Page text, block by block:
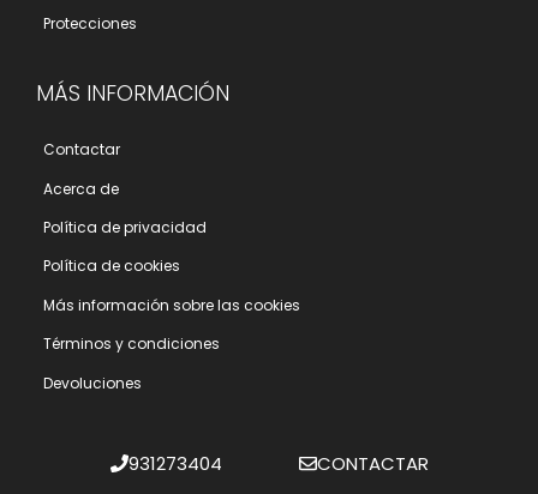
Protecciones
MÁS INFORMACIÓN
Contactar
Acerca de
Polí­tica de privacidad
Polí­tica de cookies
Más información sobre las cookies
Términos y condiciones
Devoluciones
931273404 CONTACTAR